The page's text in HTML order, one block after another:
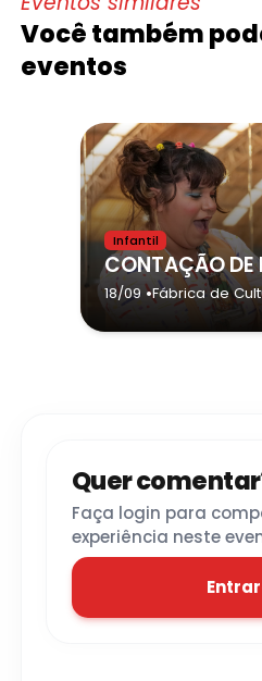
Você também
eventos
Infantil
18/09 •Fábrica de
Quer
Faça login para
experiência neste
Entrar